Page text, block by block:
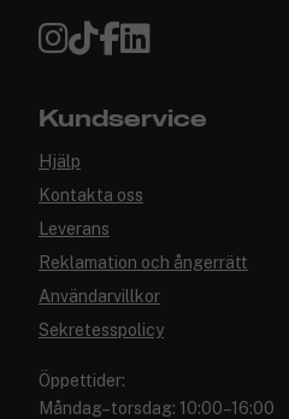
Kundservice
Hjälp
Kontakta oss
Leverans
Reklamation och ångerrätt
Användarvillkor
Sekretesspolicy
Öppettider:
Måndag–torsdag: 10:00–16:00